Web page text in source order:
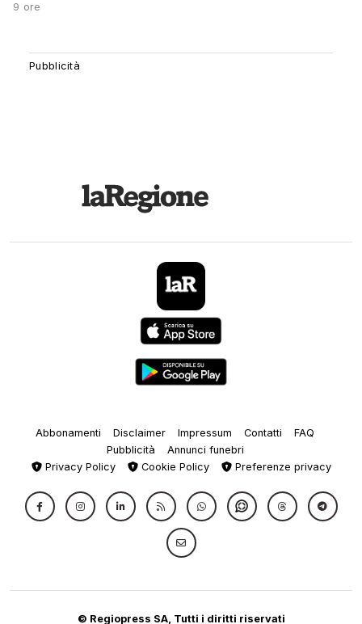
9 ore
Abbonamenti Disclaimer Impressum Contatti
FAQ
Pubblicità
Annunci funebri
Privacy Policy
Cookie Policy Preferenze privacy
© Regiopress SA, Tutti i diritti riservati